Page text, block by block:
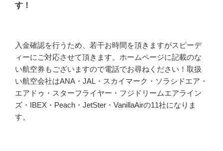
す！
入金確認を行うため、若干お時間を頂きますがスピーデ
ィーにご対応させて頂きます。ホームページに記載のな
い航空券もございますので電話でお尋ねください！取扱
い航空会社はANA・JAL・スカイマーク・ソラシドエア・
エアドゥ・スターフライヤー・フジドリームエアライン
ズ・IBEX・Peach・JetSter・VanillaAirの11社になりま
す。